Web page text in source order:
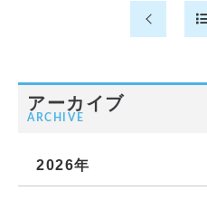
アーカイブ
ARCHIVE
2026年